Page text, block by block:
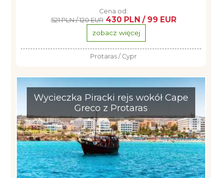
Cena od:
521 PLN / 120 EUR 430 PLN / 99 EUR
zobacz więcej
Protaras / Cypr
Wycieczka Piracki rejs wokół Cape
Greco z Protaras